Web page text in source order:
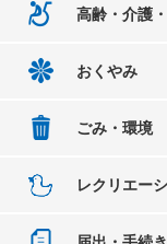
高齢・介護
おくやみ
ごみ・環境
レクリエー